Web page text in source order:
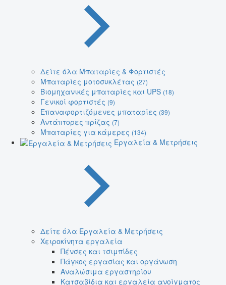
Δείτε όλα Μπαταρίες & Φορτιστές
Μπαταρίες μοτοσυκλέτας (27)
Βιομηχανικές μπαταρίες και UPS (18)
Γενικοί φορτιστές (9)
Επαναφορτιζόμενες μπαταρίες (39)
Αντάπτορες πρίζας (7)
Μπαταρίες για κάμερες (134)
Εργαλεία & Μετρήσεις
Δείτε όλα Εργαλεία & Μετρήσεις
Χειροκίνητα εργαλεία
Πένσες και τσιμπίδες
Πάγκος εργασίας και οργάνωση
Αναλώσιμα εργαστηρίου
Κατσαβίδια και εργαλεία ανοίγματος